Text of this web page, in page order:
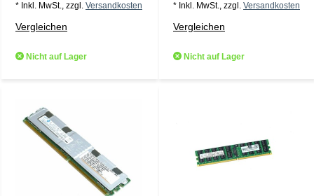
* Inkl. MwSt., zzgl. Versandkosten
Vergleichen
Nicht auf Lager
* Inkl. MwSt., zzgl. Versandkosten
Vergleichen
Nicht auf Lager